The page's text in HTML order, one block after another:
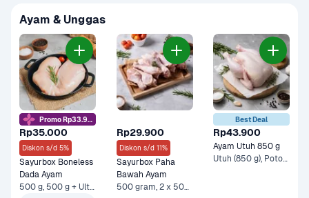
Ayam & Unggas
Promo Rp33.9rb
Rp35.000
Diskon s/d 5%
Sayurbox Boneless
Dada Ayam
500 g, 500 g + Ultra Milk UHT Full Cream 750 ml +1 Lainnya
Rp29.900
Diskon s/d 11%
Sayurbox Paha
Bawah Ayam
500 gram, 2 x 500 gr
Best Deal
Rp43.900
Ayam Utuh 850 g
Utuh (850 g), Potong 8 +1 Lainnya